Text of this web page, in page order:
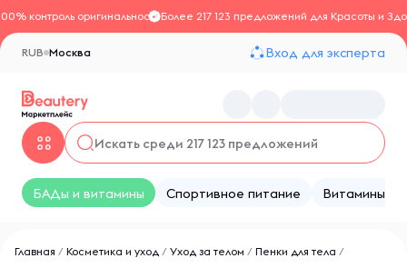
контроль оригинальностиБолее 217 123 предложений для Красоты и
Москва
RUB Вход для эксперта
БАДы и витамины Спортивное питание Витамины
Главная / Косметика и уход / Уход за телом / Пенки для тела /